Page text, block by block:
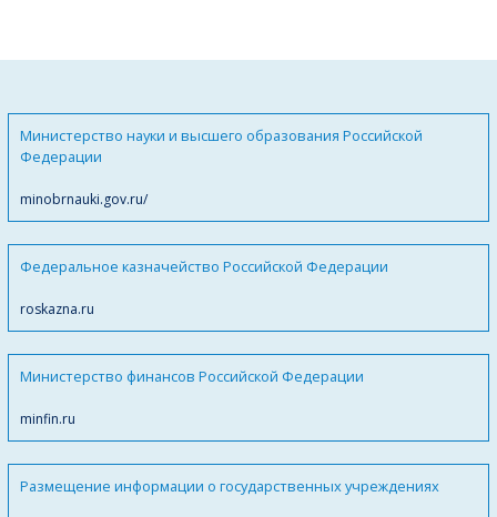
Министерство науки и высшего образования Российской
Федерации
minobrnauki.gov.ru/
Федеральное казначейство Российской Федерации
roskazna.ru
Министерство финансов Российской Федерации
minfin.ru
Размещение информации о государственных учреждениях